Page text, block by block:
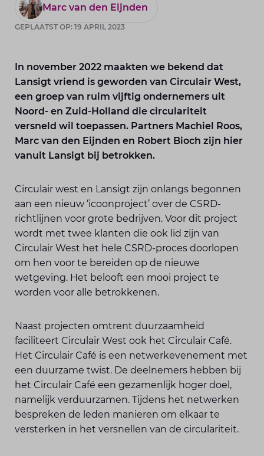
Marc van den Eijnden
GEPLAATST OP: 19 APRIL 2023
In november 2022 maakten we bekend dat
Lansigt vriend is geworden van Circulair West,
een groep van ruim vijftig ondernemers uit
Noord- en Zuid-Holland die circulariteit
versneld wil toepassen. Partners Machiel Roos,
Marc van den Eijnden en Robert Bioch zijn hier
vanuit Lansigt bij betrokken.
Circulair west en Lansigt zijn onlangs begonnen
aan een nieuw ‘icoonproject’ over de CSRD-
richtlijnen voor grote bedrijven. Voor dit project
wordt met twee klanten die ook lid zijn van
Circulair West het hele CSRD-proces doorlopen
om hen voor te bereiden op de nieuwe
wetgeving. Het belooft een mooi project te
worden voor alle betrokkenen.
Naast projecten omtrent duurzaamheid
faciliteert Circulair West ook het Circulair Café.
Het Circulair Café is een netwerkevenement met
een duurzame twist. De deelnemers hebben bij
het Circulair Café een gezamenlijk hoger doel,
namelijk verduurzamen. Tijdens het netwerken
bespreken de leden manieren om elkaar te
versterken in het versnellen van de circulariteit.